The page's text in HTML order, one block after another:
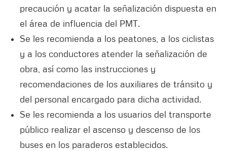
precaución y acatar la señalización dispuesta en
el área de influencia del PMT.
Se les recomienda a los peatones, a los ciclistas
y a los conductores atender la señalización de
obra, así como las instrucciones y
recomendaciones de los auxiliares de tránsito y
del personal encargado para dicha actividad.
Se les recomienda a los usuarios del transporte
público realizar el ascenso y descenso de los
buses en los paraderos establecidos.